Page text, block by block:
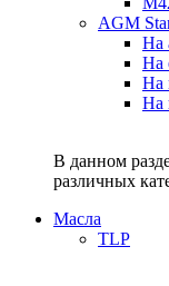
AGM
На
На
На
На
В данном
различных
Масла
TLP